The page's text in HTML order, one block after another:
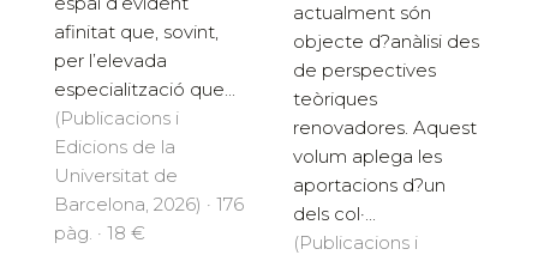
afinitat que, sovint,
per l’elevada
especialització que...
(Publicacions i
Edicions de la
Universitat de
Barcelona, 2026) · 176
pàg. · 18 €
actualment són
objecte d?anàlisi des
de perspectives
teòriques
renovadores. Aquest
volum aplega les
aportacions d?un
dels col·...
(Publicacions i